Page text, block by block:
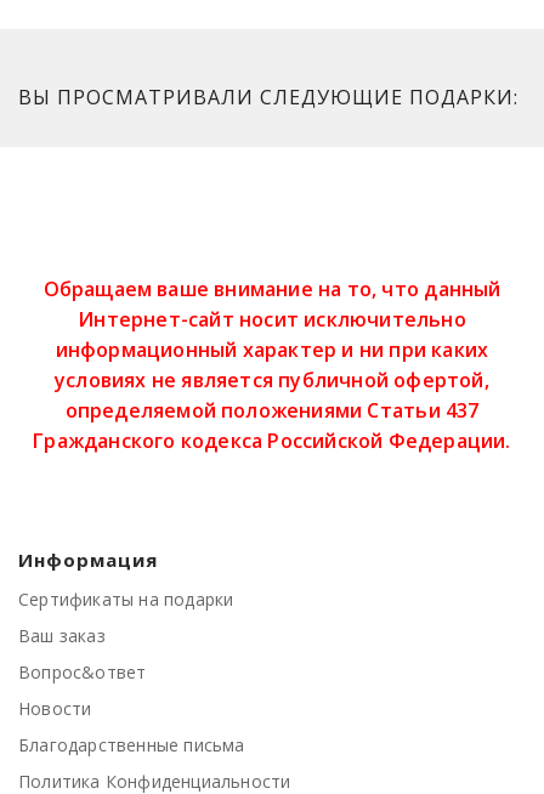
ВЫ ПРОСМАТРИВАЛИ СЛЕДУЮЩИЕ ПОДАРКИ:
Обращаем ваше внимание на то, что данный
Интернет-сайт носит исключительно
информационный характер и ни при каких
условиях не является публичной офертой,
определяемой положениями Статьи 437
Гражданского кодекса Российской Федерации.
Информация
Сертификаты на подарки
Ваш заказ
Вопрос&ответ
Новости
Благодарственные письма
Политика Конфиденциальности